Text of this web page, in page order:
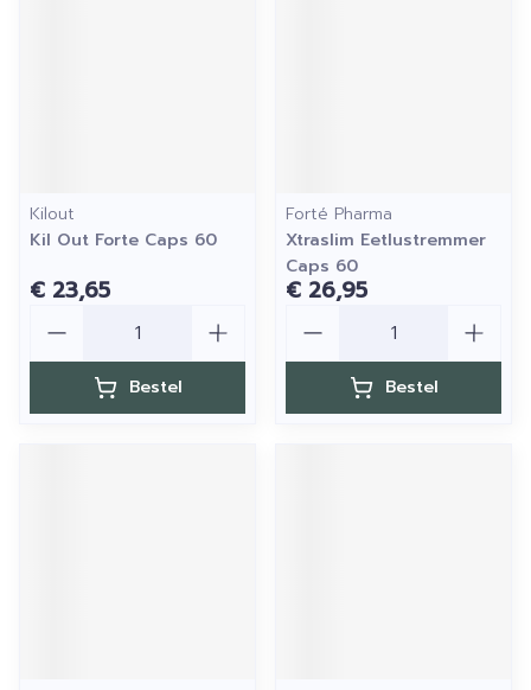
Kilout
Kil Out Forte Caps 60
€ 23,65
Bestel
Forté Pharma
Xtraslim Eetlustremmer
Caps 60
€ 26,95
Bestel